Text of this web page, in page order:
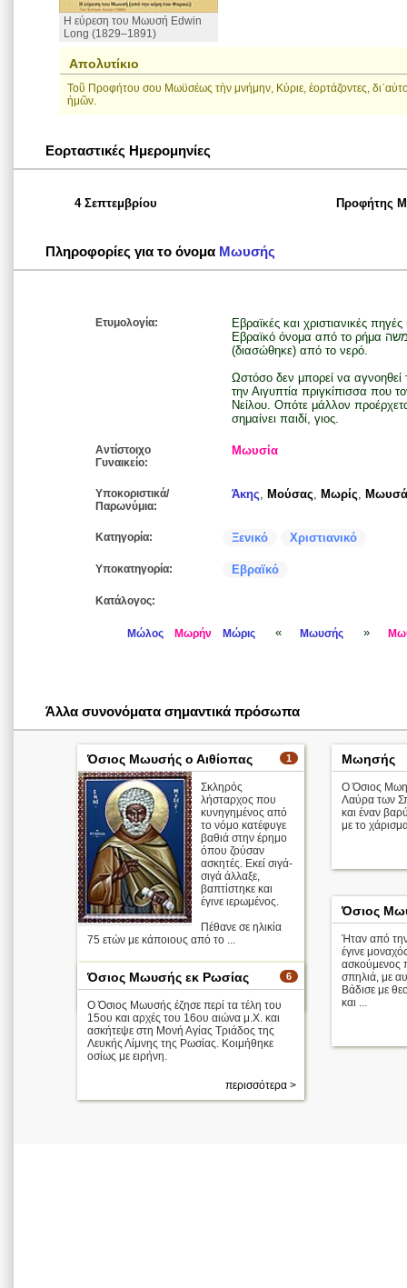
Η εύρεση του Μωυσή Edwin
Long (1829–1891)
Απολυτίκιο
Τοῦ Προφήτου σου Μωϋσέως τὴν μνήμην, Κύριε, ἑορτάζοντες,
ἡμῶν.
Εορταστικές Ημερομηνίες
4 Σεπτεμβρίου Προφήτης
Πληροφορίες για το όνομα Μωυσής
Ετυμολογία:
Εβραϊκές και χριστιανικές πηγές
Εβραϊκό όνομα από το ρήμα משה (μασιά), και σημαίνει αυτόν που βγήκε
(διασώθηκε) από το νερό.
Ωστόσο δεν μπορεί να αγνοηθεί
την Αιγυπτία πριγκίπισσα που
Νείλου. Οπότε μάλλον
σημαίνει παιδί, γιος.
Αντίστοιχο
Γυναικείο:
Μωυσία
Υποκοριστικά/
Παρωνύμια:
Άκης, Μούσας, Μωρίς,
Κατηγορία: Ξενικό Χριστιανικό
Υποκατηγορία: Εβραϊκό
Κατάλογος:
Μώλος Μωρήν Μώρις « Μωυσής »
Άλλα συνονόματα σημαντικά πρόσωπα
1
Όσιος Μωυσής ο Αιθίοπας
Σκληρός
λήσταρχος που
κυνηγημένος από
το νόμο κατέφυγε
βαθιά στην έρημο
όπου ζούσαν
ασκητές. Εκεί σιγά-
σιγά άλλαξε,
βαπτίστηκε και
έγινε ιερωμένος.
Πέθανε σε ηλικία
75 ετών με κάποιους από το ...
Απολυτίκιο
περισσότερα >
Μωησής
Ο Όσιος
Λαύρα των
και έναν
με το
Όσιος
Ήταν από
έγινε
ασκούμενος
σπηλιά, με
Βάδισε με
και ...
6
Όσιος Μωυσής εκ Ρωσίας
Ο Όσιος Μωυσής έζησε περί τα τέλη του
15ου και αρχές του 16ου αιώνα μ.Χ. και
ασκήτεψε στη Μονή Αγίας Τριάδος της
Λευκής Λίμνης της Ρωσίας. Κοιμήθηκε
οσίως με ειρήνη.
περισσότερα >